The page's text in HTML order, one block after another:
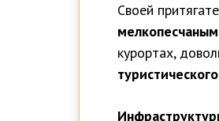
Своей
курортах,